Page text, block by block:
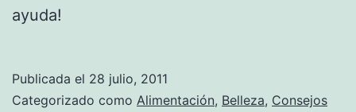
ayuda!
Publicada el 28 julio, 2011
Categorizado como Alimentación, Belleza, Consejos